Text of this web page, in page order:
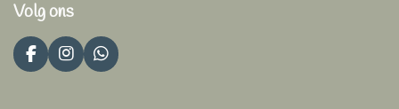
Volg ons
F
a
I
n
W
h